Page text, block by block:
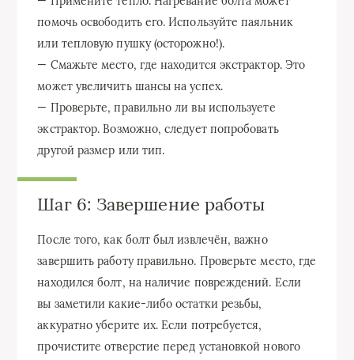
помочь освободить его. Используйте паяльник
или тепловую пушку (осторожно!).
— Смажьте место, где находится экстрактор. Это
может увеличить шансы на успех.
— Проверьте, правильно ли вы используете
экстрактор. Возможно, следует попробовать
другой размер или тип.
Шаг 6: Завершение работы
После того, как болт был извлечён, важно
завершить работу правильно. Проверьте место, где
находился болт, на наличие повреждений. Если
вы заметили какие-либо остатки резьбы,
аккуратно уберите их. Если потребуется,
прочистите отверстие перед установкой нового